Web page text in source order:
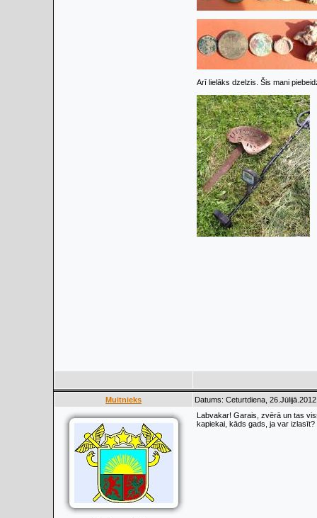
Arī lielāks dzelzis. Šis mani
Muitnieks Datums: Ceturtdiena,
Labvakar! Garais, zvērā un tas
kapiekai, kāds gads, ja var izlasīt?